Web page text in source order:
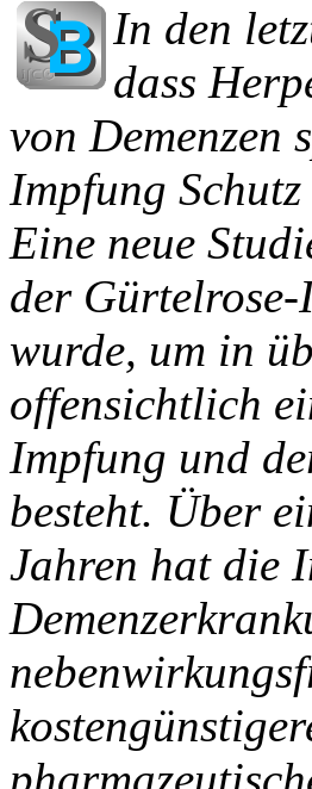
In den
dass
von Demenzen
Impfung
Eine neue
der
wurde, um in
offensichtlich
Impfung und
besteht. Über
Jahren hat die